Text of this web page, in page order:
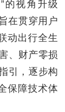
的视角升级
在贯穿用户
动出行全生
、财产零损
引，逐步构
保障技术体